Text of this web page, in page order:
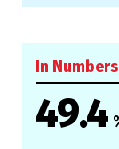
In Numbers
49.4